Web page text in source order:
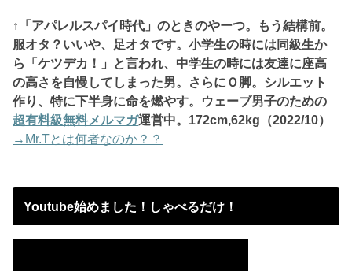
↑「アパレルスパイ時代」のときのやーつ。もう結構前。
服オタ？いいや、 足オタです。小学生の時には同級生か
ら「ケツデカ！」と言われ、中学生の時には友達に座高
の高さを自慢してしまった男。さらにＯ脚。シルエット
作り、特に下半身に命を燃やす。ウェーブ男子のための
超有料級無料メルマガ運営中。172cm,62kg（2022/10）
→Mr.Tとは何者なのか？？
Youtube始めました！しゃべるだけ！